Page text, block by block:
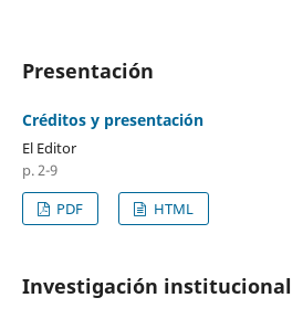
Presentación
Créditos y presentación
El Editor
p. 2-9
PDF
HTML
Investigación institucional